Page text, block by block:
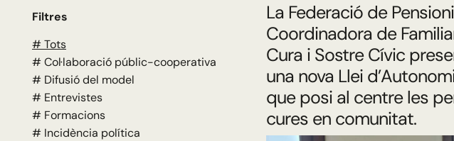
Filtres
# Tots
# Col·laboració públic-cooperativa
# Difusió del model
# Entrevistes
# Formacions
# Incidència política
La Federació de
Coordinadora de
Cura i Sostre Cívic
una nova Llei
que posi al centre les
cures en comunitat.